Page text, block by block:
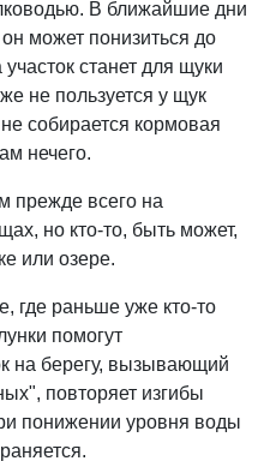
В ближайшие дни
может понизиться до
участок станет для щуки
не пользуется у щук
собирается кормовая
нечего.
прежде всего на
но кто-то, быть может,
или озере.
где раньше уже кто-то
помогут
на берегу, вызывающий
повторяет изгибы
понижении уровня воды